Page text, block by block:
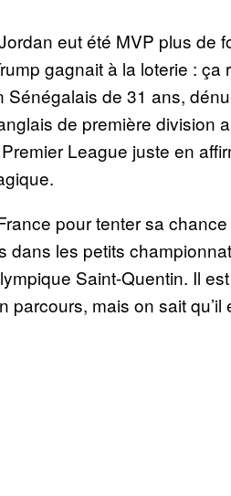
eut été MVP plus de
gagnait à la loterie : ça
Sénégalais de 31 ans,
de première division
League juste en
pour tenter sa
les petits
Saint-Quentin. Il
mais on sait qu’il